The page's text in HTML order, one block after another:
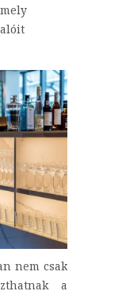
nem csak
a